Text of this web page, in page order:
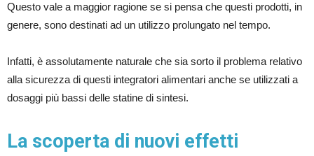
Questo vale a maggior ragione se si pensa che questi prodotti, in
genere, sono destinati ad un utilizzo prolungato nel tempo.
Infatti, è assolutamente naturale che sia sorto il problema relativo
alla sicurezza di questi integratori alimentari anche se utilizzati a
dosaggi più bassi delle statine di sintesi.
La scoperta di nuovi effetti